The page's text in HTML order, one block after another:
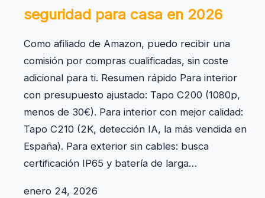
seguridad para casa en 2026
Como afiliado de Amazon, puedo recibir una
comisión por compras cualificadas, sin coste
adicional para ti. Resumen rápido Para interior
con presupuesto ajustado: Tapo C200 (1080p,
menos de 30€). Para interior con mejor calidad:
Tapo C210 (2K, detección IA, la más vendida en
España). Para exterior sin cables: busca
certificación IP65 y batería de larga…
enero 24, 2026